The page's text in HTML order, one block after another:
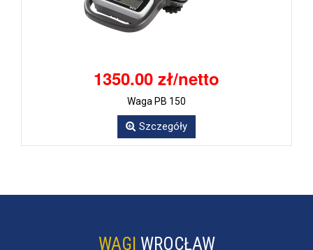
1350.00 zł/netto
Waga PB 150
Szczegóły
WAGI WROCŁAW